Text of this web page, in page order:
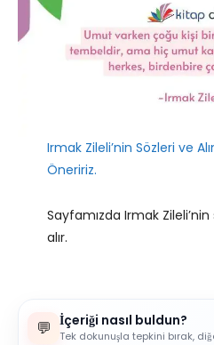
Irmak Zileli’nin Sözleri ve
Öneririz.
Sayfamızda Irmak Zileli’nin
alır.
💬 İçeriği nasıl buldun?
Tek dokunuşla tepkini bırak,